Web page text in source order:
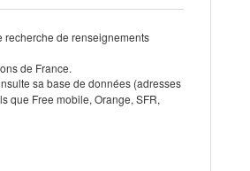
recherche de renseignements
de France.
sa base de données (adresses
que Free mobile, Orange, SFR,